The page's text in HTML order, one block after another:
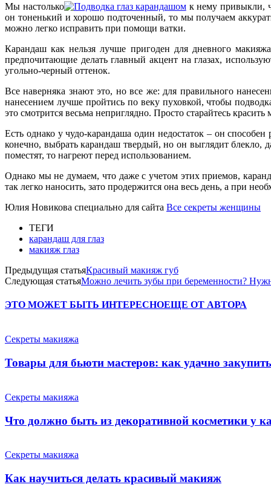
Мы настолько
к нему привыкли,
он тоненький и хорошо подточенный, то мы получаем
можно легко исправить при помощи ватки.
Карандаш как нельзя лучше пригоден для дневного
предпочитающие делать главный акцент на глазах,
угольно-черный оттенок.
Все наверняка знают это, но все же: для правильного
нанесением лучше пройтись по веку пуховкой, чтобы
это смотрится весьма неприглядно. Просто старайтесь
Есть однако у чудо-карандаша один недостаток – он
конечно, выбрать карандаш твердый, но он выглядит
поместят, то нагреют перед использованием.
Однако мы не думаем, что даже с учетом этих приемов,
так легко наносить, зато продержится она весь день, а при
Юлия Новикова специально для сайта Все секреты женщины
ТЕГИ
карандаш для глаз
макияж глаз
Предыдущая статьяКрасивый макияж губ
Следующая статьяМожно лечить зубы при беременности?
ЭТО МОЖЕТ БЫТЬ ИНТЕРЕСНОЕЩЕ ОТ АВТОРА
Секреты макияжа
Товары для бьюти мастеров: как удачно
Секреты макияжа
Что должно быть из декоративной косметики у
Секреты макияжа
Как научиться делать красивый макияж